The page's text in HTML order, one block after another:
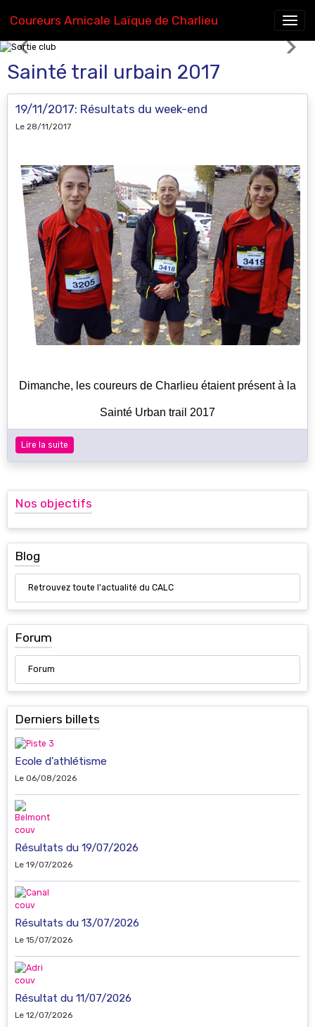
Coureurs Amicale Laïque de Charlieu
Sainté trail urbain 2017
19/11/2017: Résultats du week-end
Le 28/11/2017
Dimanche, les coureurs de Charlieu étaient présent à la
Sainté Urban trail 2017
Lire la suite
Nos objectifs
Blog
Retrouvez toute l'actualité du CALC
Forum
Forum
Derniers billets
Ecole d'athlétisme
Le 06/08/2026
Résultats du 19/07/2026
Le 19/07/2026
Résultats du 13/07/2026
Le 15/07/2026
Résultat du 11/07/2026
Le 12/07/2026